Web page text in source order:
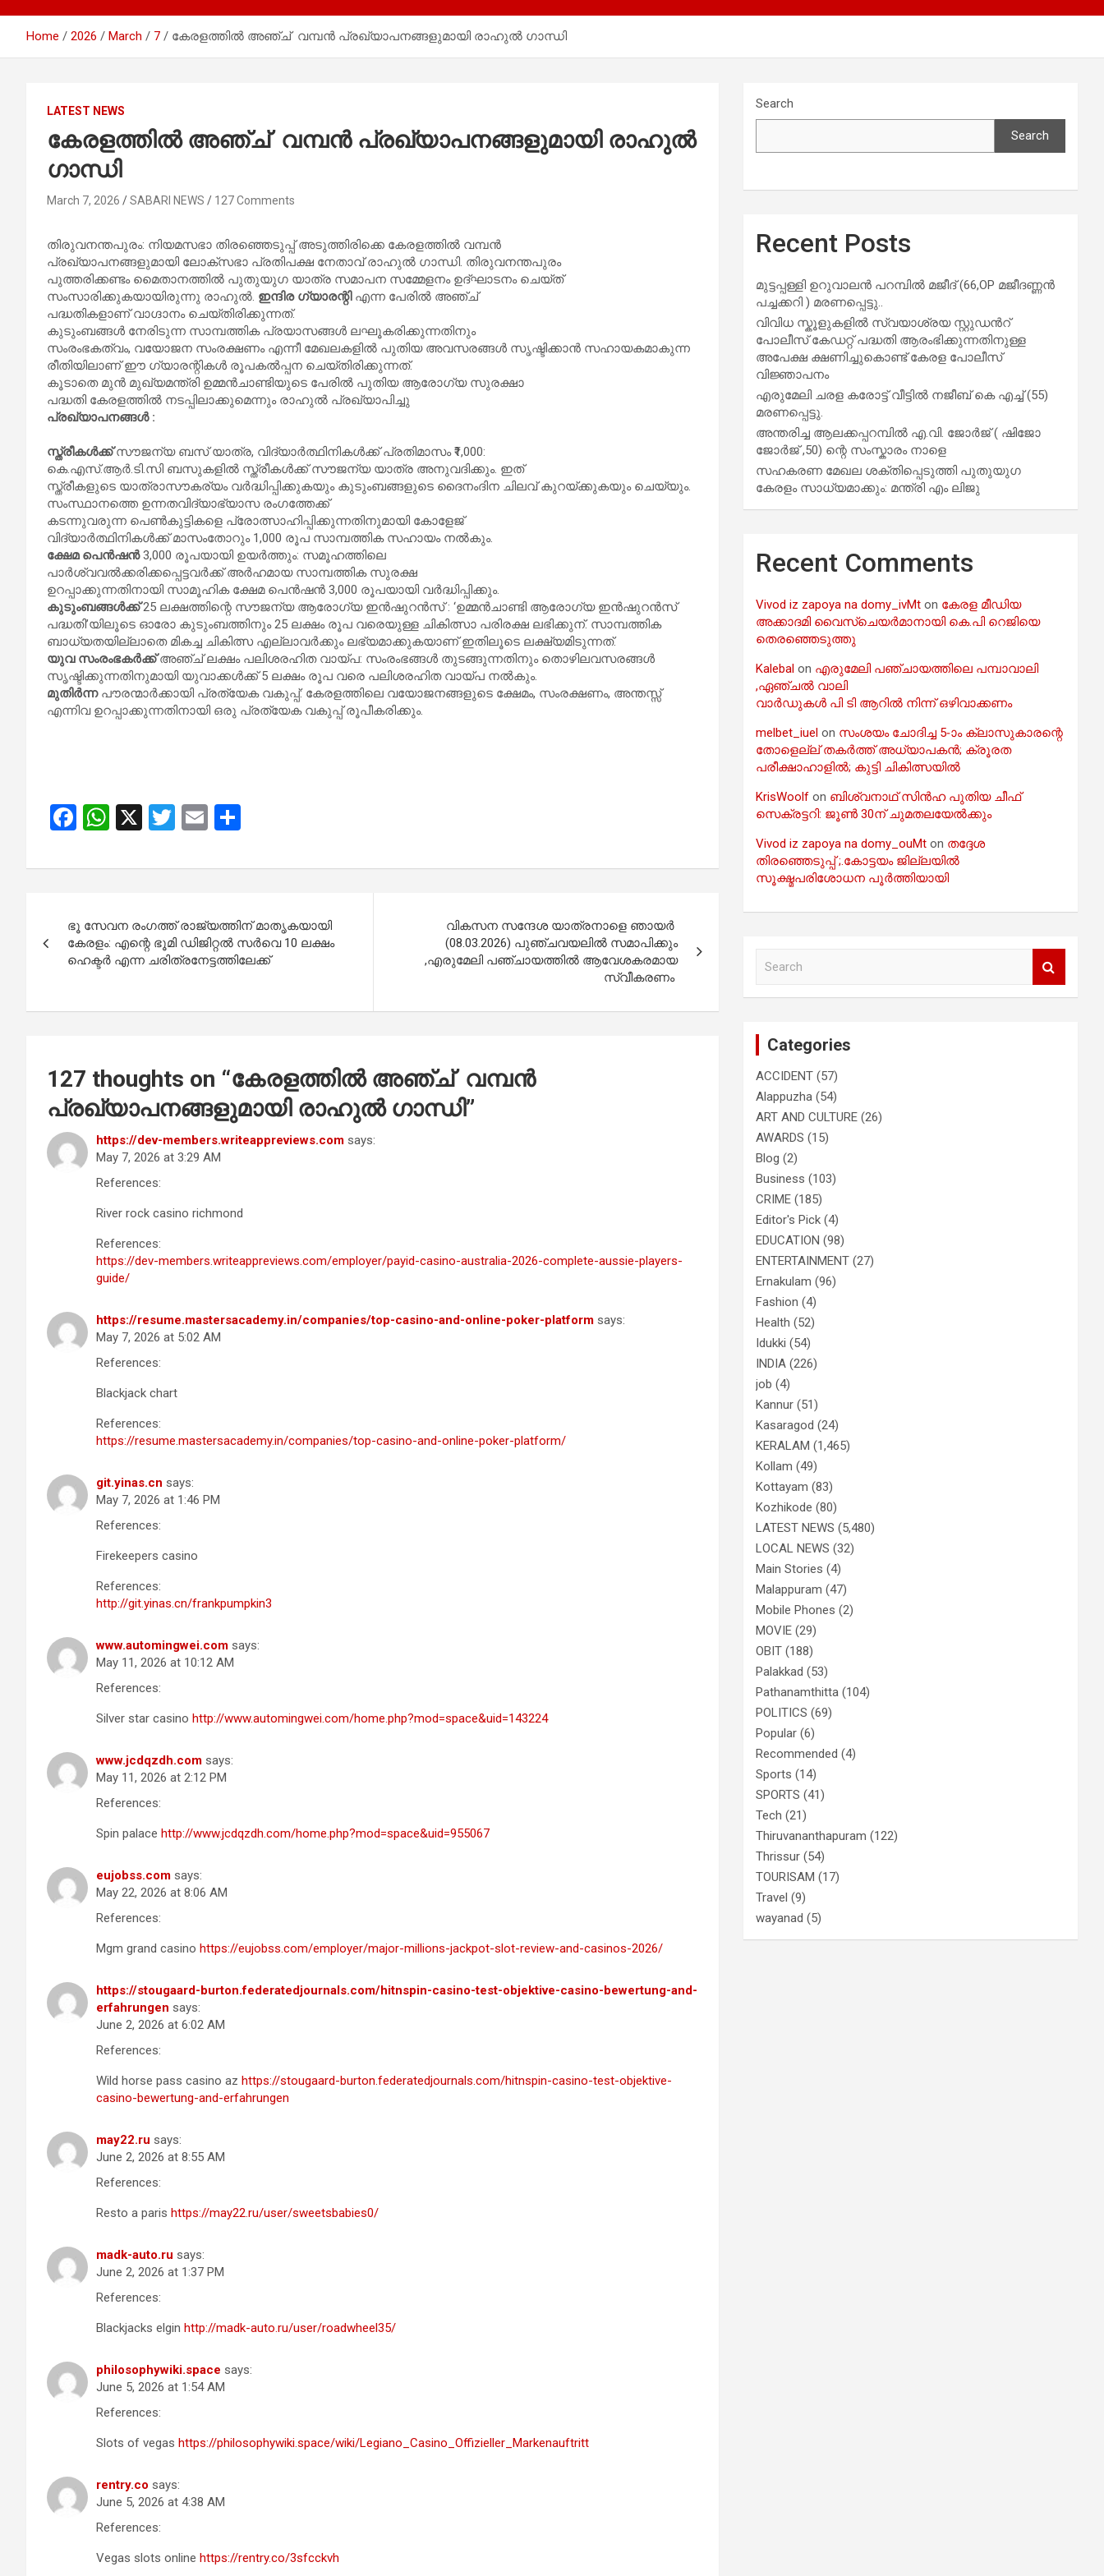
Home 2026 March 7 കേരളത്തിൽ അഞ്ച് വമ്പൻ പ്രഖ്യാപനങ്ങളുമായി രാഹുൽ ഗാന്ധി
LATEST NEWS
കേരളത്തിൽ അഞ്ച് വമ്പൻ പ്രഖ്യാപനങ്ങളുമായി രാഹുൽ
ഗാന്ധി
March 7, 2026 SABARI NEWS 127 Comments
തിരുവനന്തപുരം: നിയമസഭാ തിരഞ്ഞെടുപ്പ് അടുത്തിരിക്കെ കേരളത്തിൽ വമ്പൻ
പ്രഖ്യാപനങ്ങളുമായി ലോക്സഭാ പ്രതിപക്ഷ നേതാവ് രാഹുൽ ഗാന്ധി. തിരുവനന്തപുരം
പുത്തരിക്കണ്ടം മെെതാനത്തിൽ പുതുയുഗ യാത്ര സമാപന സമ്മേളനം ഉദ്ഘാടനം ചെയ്ത്
സംസാരിക്കുകയായിരുന്നു രാഹുൽ. ഇന്ദിര ഗ്യാരന്റിഎന്ന പേരിൽ അഞ്ച്
പദ്ധതികളാണ് വാഗ്ദാനം ചെയ്തിരിക്കുന്നത്.
കുടുംബങ്ങൾ നേരിടുന്ന സാമ്പത്തിക പ്രയാസങ്ങൾ ലഘൂകരിക്കുന്നതിനും
സംരംഭകത്വം, വയോജന സംരക്ഷണം എന്നീ മേഖലകളിൽ പുതിയ അവസരങ്ങൾ സൃഷ്ടിക്കാൻ സഹായകമാകുന്ന
രീതിയിലാണ് ഈ ഗ്യാരന്റികൾ രൂപകൽപ്പന ചെയ്തിരിക്കുന്നത്.
കൂടാതെ മുൻ മുഖ്യമന്ത്രി ഉമ്മൻചാണ്ടിയുടെ പേരിൽ പുതിയ ആരോഗ്യ സുരക്ഷാ
പദ്ധതി കേരളത്തിൽ നടപ്പിലാക്കുമെന്നും രാഹുൽ പ്രഖ്യാപിച്ചു
പ്രഖ്യാപനങ്ങൾ :
സ്ത്രീകൾക്ക്സൗജന്യ ബസ് യാത്ര, വിദ്യാർത്ഥിനികൾക്ക് പ്രതിമാസം ₹1,000:
കെ.എസ്.ആർ.ടി.സി ബസുകളിൽ സ്ത്രീകൾക്ക് സൗജന്യ യാത്ര അനുവദിക്കും. ഇത്
സ്ത്രീകളുടെ യാത്രാസൗകര്യം വർദ്ധിപ്പിക്കുകയും കുടുംബങ്ങളുടെ ദൈനംദിന ചിലവ് കുറയ്ക്കുകയും ചെയ്യും.
സംസ്ഥാനത്തെ ഉന്നതവിദ്യാഭ്യാസ രംഗത്തേക്ക്
കടന്നുവരുന്ന പെൺകുട്ടികളെ പ്രോത്സാഹിപ്പിക്കുന്നതിനുമായി കോളേജ്
വിദ്യാർത്ഥിനികൾക്ക് മാസംതോറും 1,000 രൂപ സാമ്പത്തിക സഹായം നൽകും.
ക്ഷേമ പെൻഷൻ3,000 രൂപയായി ഉയർത്തും: സമൂഹത്തിലെ
പാർശ്വവൽക്കരിക്കപ്പെട്ടവർക്ക് അർഹമായ സാമ്പത്തിക സുരക്ഷ
ഉറപ്പാക്കുന്നതിനായി സാമൂഹിക ക്ഷേമ പെൻഷൻ 3,000 രൂപയായി വർദ്ധിപ്പിക്കും.
കുടുംബങ്ങൾക്ക്25 ലക്ഷത്തിന്റെ സൗജന്യ ആരോഗ്യ ഇൻഷുറൻസ് : ‘ഉമ്മൻചാണ്ടി ആരോഗ്യ ഇൻഷുറൻസ്
പദ്ധതി’യിലൂടെ ഓരോ കുടുംബത്തിനും 25 ലക്ഷം രൂപ വരെയുള്ള ചികിത്സാ പരിരക്ഷ ലഭിക്കുന്. സാമ്പത്തിക
ബാധ്യതയില്ലാതെ മികച്ച ചികിത്സ എല്ലാവർക്കും ലഭ്യമാക്കുകയാണ് ഇതിലൂടെ ലക്ഷ്യമിടുന്നത്.
യുവ സംരംഭകർക്ക്അ‌ഞ്ച് ലക്ഷം പലിശരഹിത വായ്പ: സംരംഭങ്ങൾ തുടങ്ങുന്നതിനും തൊഴിലവസരങ്ങൾ
സൃഷ്ടിക്കുന്നതിനുമായി യുവാക്കൾക്ക് 5 ലക്ഷം രൂപ വരെ പലിശരഹിത വായ്പ നൽകും.
മുതിർന്നപൗരന്മാർക്കായി പ്രത്യേക വകുപ്പ്: കേരളത്തിലെ വയോജനങ്ങളുടെ ക്ഷേമം, സംരക്ഷണം, അന്തസ്സ്
എന്നിവ ഉറപ്പാക്കുന്നതിനായി ഒരു പ്രത്യേക വകുപ്പ് രൂപീകരിക്കും.
F
ce
o
o
k
W
at
A
p
p
X
T
tt
E
ail ar
navigation
ഭൂ സേവന രംഗത്ത് രാജ്യത്തിന് മാതൃകയായി
കേരളം: എന്റെ ഭൂമി ഡിജിറ്റൽ സർവെ 10 ലക്ഷം
ഹെക്ടർ എന്ന ചരിത്രനേട്ടത്തിലേക്ക്
വികസന സന്ദേശ യാത്രനാളെ ഞായർ
(08.03.2026) പുഞ്ചവയലില്‍ സമാപിക്കും
,എരുമേലി പഞ്ചായത്തിൽ ആവേശകരമായ
സ്വീകരണം
127 thoughts on “കേരളത്തിൽ അഞ്ച് വമ്പൻ
പ്രഖ്യാപനങ്ങളുമായി രാഹുൽ ഗാന്ധി”
https://dev-members.writeappreviews.com says:
May 7, 2026 at 3:29 AM
References:
River rock casino richmond
References:
https://dev-members.writeappreviews.com/employer/payid-casino-australia-2026-complete-aussie-players-
guide/
https://resume.mastersacademy.in/companies/top-casino-and-online-poker-platform says:
May 7, 2026 at 5:02 AM
References:
Blackjack chart
References:
https://resume.mastersacademy.in/companies/top-casino-and-online-poker-platform/
git.yinas.cn says:
May 7, 2026 at 1:46 PM
References:
Firekeepers casino
References:
http://git.yinas.cn/frankpumpkin3
www.automingwei.com says:
May 11, 2026 at 10:12 AM
References:
Silver star casino http://www.automingwei.com/home.php?mod=space&uid=143224
www.jcdqzdh.com says:
May 11, 2026 at 2:12 PM
References:
Spin palace http://www.jcdqzdh.com/home.php?mod=space&uid=955067
eujobss.com says:
May 22, 2026 at 8:06 AM
References:
Mgm grand casino https://eujobss.com/employer/major-millions-jackpot-slot-review-and-casinos-2026/
https://stougaard-burton.federatedjournals.com/hitnspin-casino-test-objektive-casino-bewertung-and-
erfahrungen says:
June 2, 2026 at 6:02 AM
References:
Wild horse pass casino az https://stougaard-burton.federatedjournals.com/hitnspin-casino-test-objektive-
casino-bewertung-and-erfahrungen
may22.ru says:
June 2, 2026 at 8:55 AM
References:
Resto a paris https://may22.ru/user/sweetsbabies0/
madk-auto.ru says:
June 2, 2026 at 1:37 PM
References:
Blackjacks elgin http://madk-auto.ru/user/roadwheel35/
philosophywiki.space says:
June 5, 2026 at 1:54 AM
References:
Slots of vegas https://philosophywiki.space/wiki/Legiano_Casino_Offizieller_Markenauftritt
rentry.co says:
June 5, 2026 at 4:38 AM
References:
Vegas slots online https://rentry.co/3sfcckvh
Search
Search
Recent Posts
മുട്ടപ്പള്ളി ഉറുവാലൻ പറമ്പിൽ മജീദ് (66,OP മജീദണ്ണൻ
പച്ചക്കറി ) മരണപ്പെട്ടു..
വിവിധ സ്കൂളുകളില്‍ സ്വയാശ്രയ സ്റ്റുഡന്‍റ്
പോലീസ് കേഡറ്റ് പദ്ധതി ആരംഭിക്കുന്നതിനുള്ള
അപേക്ഷ ക്ഷണിച്ചുകൊണ്ട് കേരള പോലീസ്
വിജ്ഞാപനം
എരുമേലി ചരള കരോട്ട് വീട്ടിൽ നജീബ് കെ എച്ച് (55)
മരണപ്പെട്ടു.
അന്തരിച്ച ആ​ല​ക്ക​പ്പ​റമ്പിൽ​ എ.​വി. ജോ​ർ​ജ് ( ഷിജോ
ജോർജ് ,50) ന്റെ സംസ്കാരം നാളെ
സഹകരണ മേഖല ശക്തിപ്പെടുത്തി പുതുയുഗ
കേരളം സാധ്യമാക്കും: മന്ത്രി എം ലിജു
Recent Comments
Vivod iz zapoya na domy_ivMt on കേരള മീഡിയ
അക്കാദമി വൈസ്ചെയർമാനായി കെ.പി റെജിയെ
തെരഞ്ഞെടുത്തു
Kalebal on എരുമേലി പഞ്ചായത്തിലെ പമ്പാവാലി
,ഏഞ്ചൽ വാലി
വാർഡുകൾ പി ടി ആറിൽ നിന്ന് ഒഴിവാക്കണം
melbet_iuel on സംശയം ചോദിച്ച 5-ാം ക്ലാസുകാരന്റെ
തോളെല്ല് തകർത്ത് അധ്യാപകൻ; ക്രൂരത
പരീക്ഷാഹാളിൽ; കുട്ടി ചികിത്സയിൽ
KrisWoolf on ബിശ്വനാഥ് സിൻഹ പുതിയ ചീഫ്
സെക്രട്ടറി: ജൂൺ 30ന് ചുമതലയേൽക്കും
Vivod iz zapoya na domy_ouMt on തദ്ദേശ
തിരഞ്ഞെടുപ്പ് ;.കോട്ടയം ജില്ലയിൽ
സൂക്ഷ്മപരിശോധന പൂർത്തിയായി
Categories
ACCIDENT (57)
Alappuzha (54)
ART AND CULTURE (26)
AWARDS (15)
Blog (2)
Business (103)
CRIME (185)
Editor's Pick (4)
EDUCATION (98)
ENTERTAINMENT (27)
Ernakulam (96)
Fashion (4)
Health (52)
Idukki (54)
INDIA (226)
job (4)
Kannur (51)
Kasaragod (24)
KERALAM (1,465)
Kollam (49)
Kottayam (83)
Kozhikode (80)
LATEST NEWS (5,480)
LOCAL NEWS (32)
Main Stories (4)
Malappuram (47)
Mobile Phones (2)
MOVIE (29)
OBIT (188)
Palakkad (53)
Pathanamthitta (104)
POLITICS (69)
Popular (6)
Recommended (4)
Sports (14)
SPORTS (41)
Tech (21)
Thiruvananthapuram (122)
Thrissur (54)
TOURISAM (17)
Travel (9)
wayanad (5)